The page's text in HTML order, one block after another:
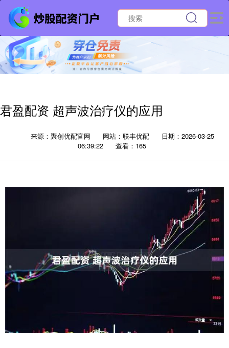
君盈配资 超声波治疗仪的应用
来源：聚创优配官网 网站：联丰优配
日期：2026-03-25
06:39:22
查看：165